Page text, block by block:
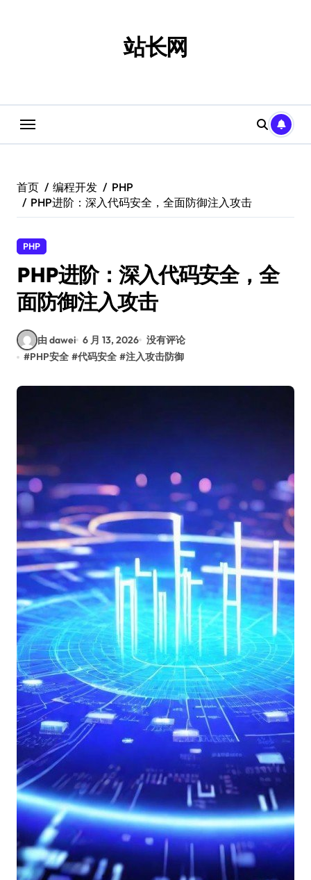
站长网
首页 编程开发
PHP
PHP进阶：深入代码安全，全面防御注入攻击
PHP
PHP进阶：深入代码安全，全
面防御注入攻击
由 dawei 6 月 13, 2026 没有评论
#PHP安全 #代码安全 #注入攻击防御